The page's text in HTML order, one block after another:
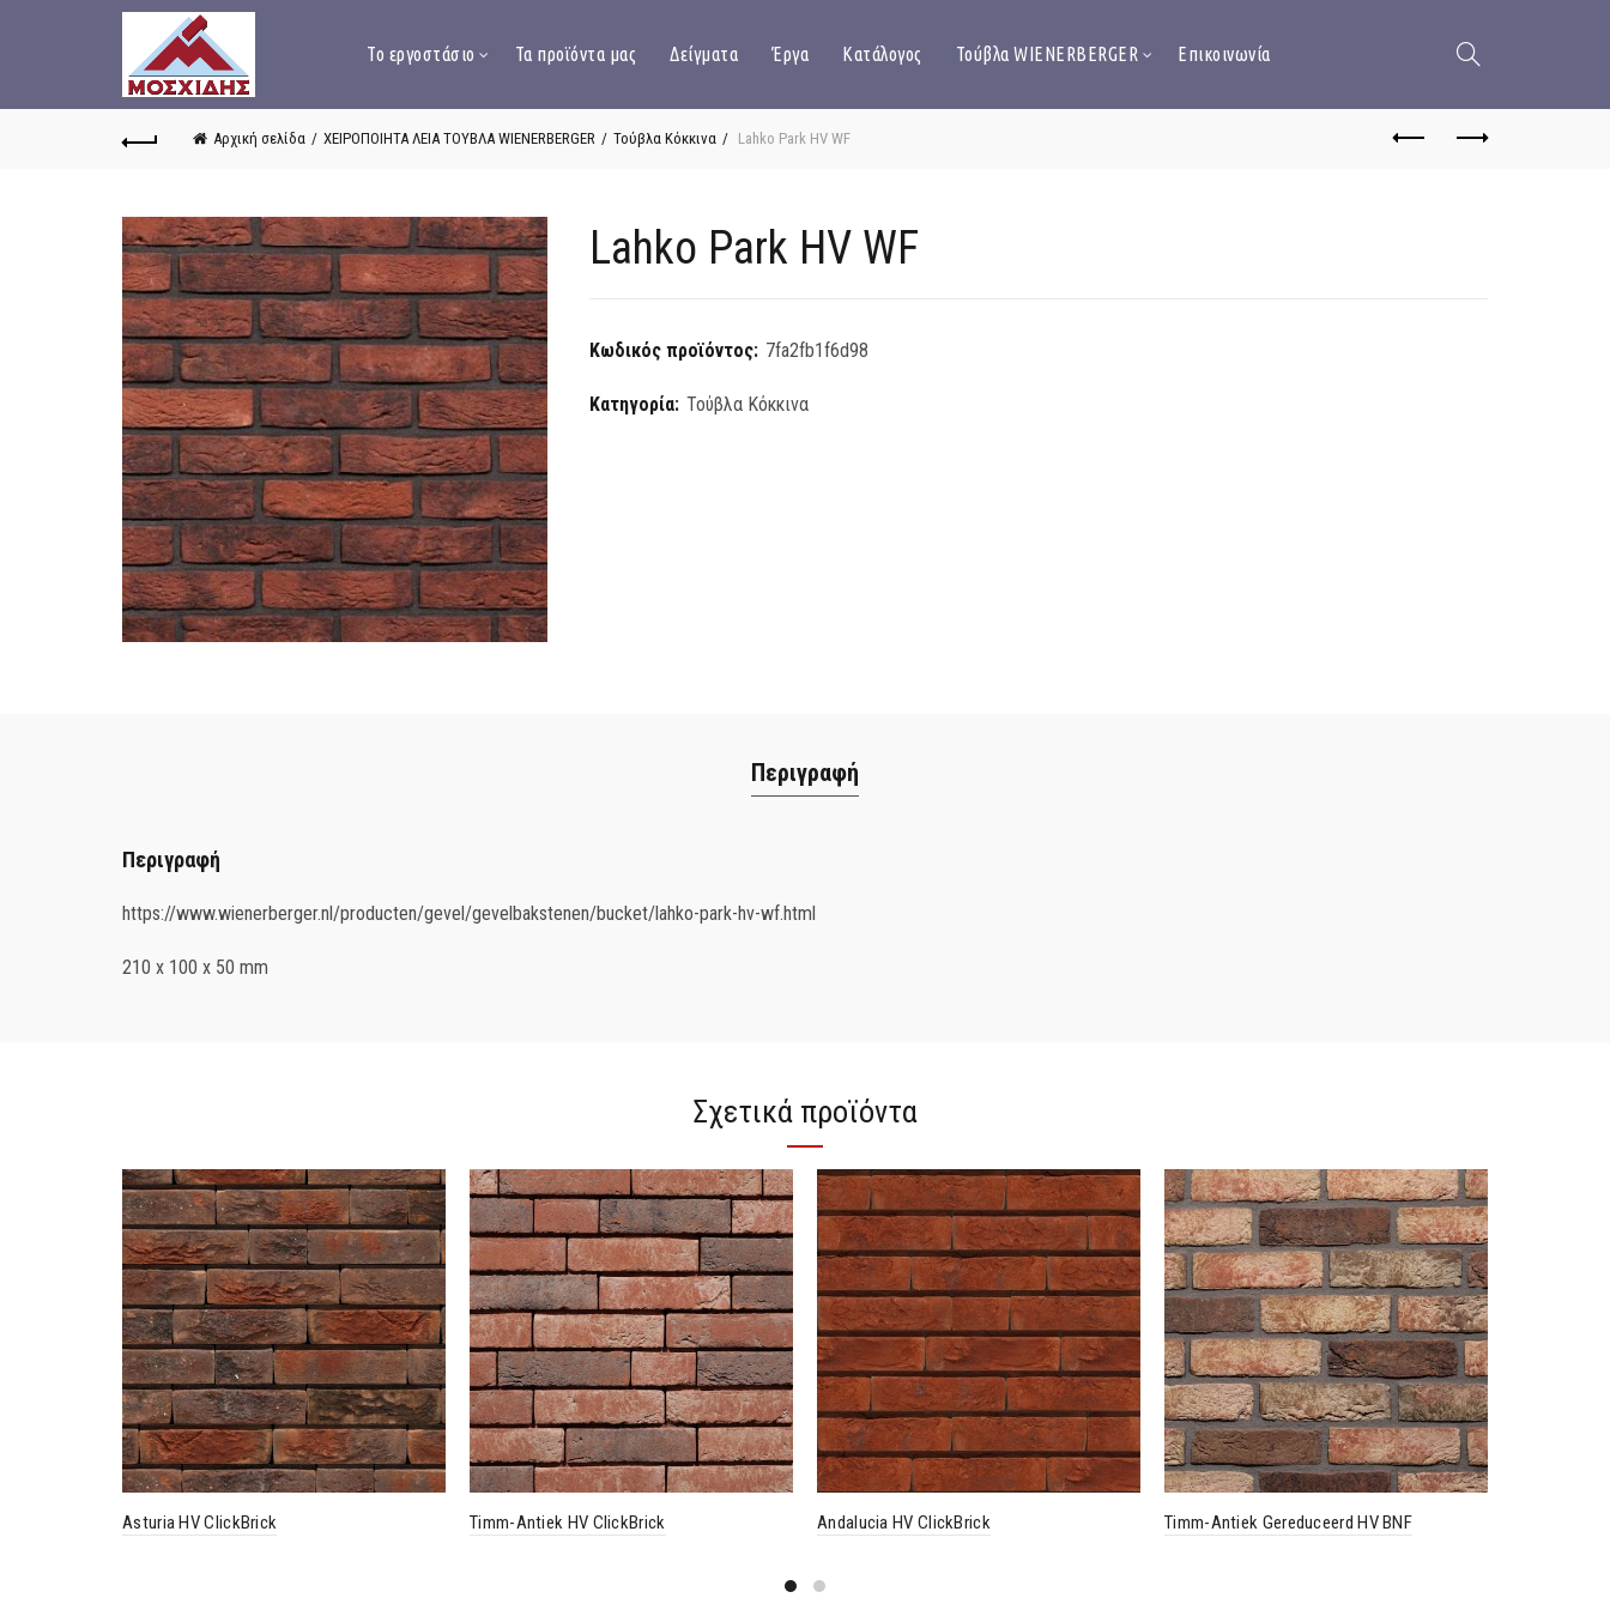
Το εργοστάσιο Τα προϊόντα μας Δείγματα Έργα Κατάλογος Τούβλα WIENERBERGER Επικοινωνία
Αρχική σελίδα ΧΕΙΡΟΠΟΙΗΤΑ ΛΕΙΑ ΤΟΥΒΛΑ WIENERBERGER Τούβλα Κόκκινα Lahko Park HV WF
Lahko Park HV WF
Κωδικός προϊόντος: 7fa2fb1f6d98
Κατηγορία: Τούβλα Κόκκινα
Περιγραφή
Περιγραφή
https://www.wienerberger.nl/producten/gevel/gevelbakstenen/bucket/lahko-park-hv-wf.html
210 x 100 x 50 mm
Σχετικά προϊόντα
Asturia HV ClickBrick Timm-Antiek HV ClickBrick Andalucia HV ClickBrick Timm-Antiek Gereduceerd HV BNF